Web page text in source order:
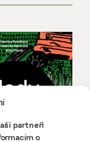
partneři
o